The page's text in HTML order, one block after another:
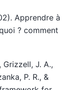
Apprendre à
? comment
Grizzell, J. A.,
P. R., &